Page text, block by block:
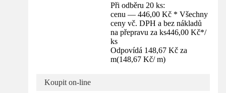
Při odběru 20 ks:
cenu — 446,00 Kč * Všechny
ceny vč. DPH a bez nákladů
na přepravu za ks446,00 Kč*/
ks
Odpovídá 148,67 Kč za
m(148,67 Kč/ m)
Koupit on-line